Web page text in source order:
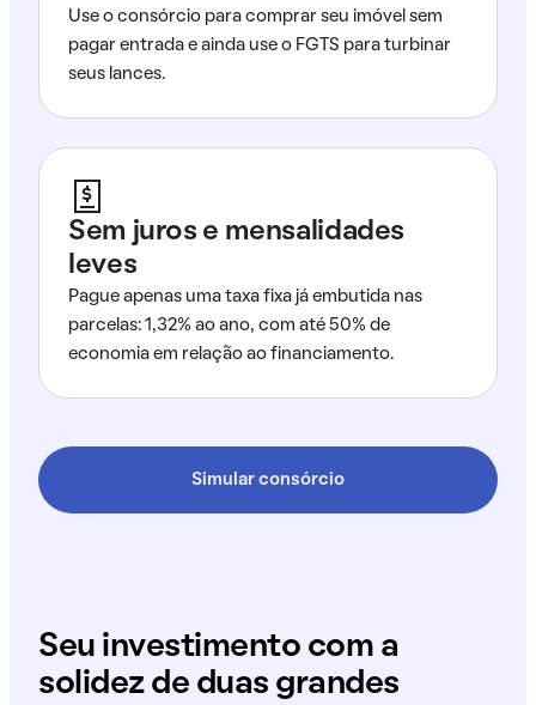
Use o consórcio para comprar seu imóvel sem
pagar entrada e ainda use o FGTS para turbinar
seus lances.
Sem juros e mensalidades
leves
Pague apenas uma taxa fixa já embutida nas
parcelas: 1,32% ao ano, com até 50% de
economia em relação ao financiamento.
Simular consórcio
Seu investimento com a
solidez de duas grandes